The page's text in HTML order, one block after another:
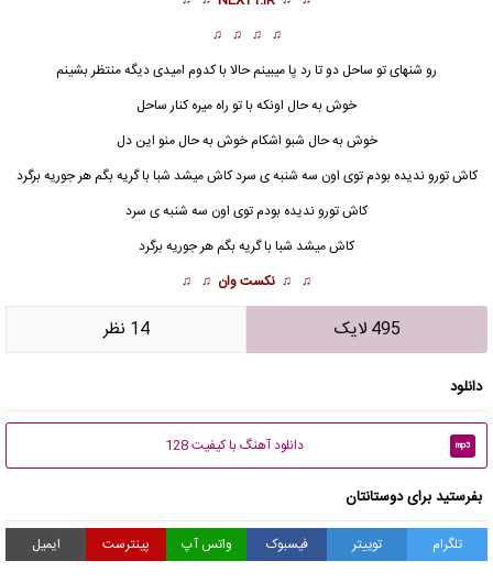
♫ ♫ ♫ ♫
رو شنهای تو ساحل دو تا رد پا میبینم حالا با کدوم امیدی دیگه منتظر بشینم
خوش به حال اونکه با تو راه میره کنار ساحل
خوش به حال شبو اشکام خوش به حال منو این دل
کاش تورو ندیده بودم توی اون سه شنبهی سرد کاش میشد شبا با گریه بگم هر جوریه برگرد
کاش تورو ندیده بودم توی اون سه شنبه ی سرد
کاش میشد شبا با گریه بگم هر جوریه برگرد
♫ ♫ نکست وان ♫ ♫
495 لایک 14 نظر
دانلود
mp3 دانلود آهنگ با کیفیت 128
بفرستید برای دوستانتان
تلگرام توییتر فیسبوک واتس آپ پینترست ایمیل